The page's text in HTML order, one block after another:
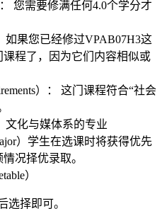
您需要修满任何4.0个学分才
如果您已经修过VPAB07H3这
程了，因为它们内容相似或
）： 这门课程符合“社会
文化与媒体系的专业
）学生在选课时将获得优先
况择优录取。
）
选择即可。